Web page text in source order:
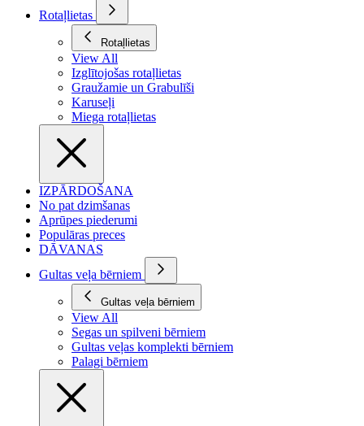
Rotaļlietas
Rotaļlietas
View All
Izglītojošas rotaļlietas
Graužamie un Grabulīši
Karuseļi
Miega rotaļlietas
IZPĀRDOŠANA
No pat dzimšanas
Aprūpes piederumi
Populāras preces
DĀVANAS
Gultas veļa bērniem
Gultas veļa bērniem
View All
Segas un spilveni bērniem
Gultas veļas komplekti bērniem
Palagi bērniem